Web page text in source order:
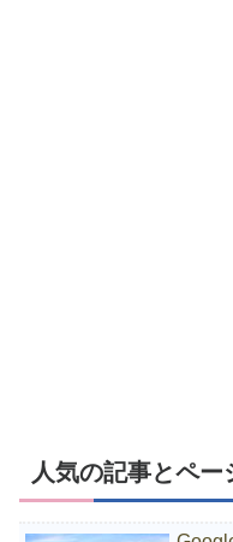
人気の記事とペー